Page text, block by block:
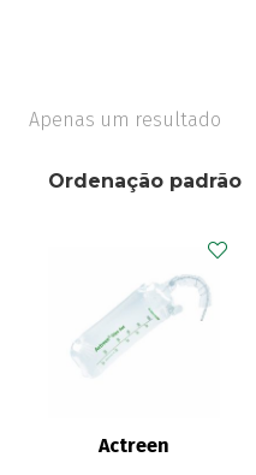
Apenas um resultado
Actreen